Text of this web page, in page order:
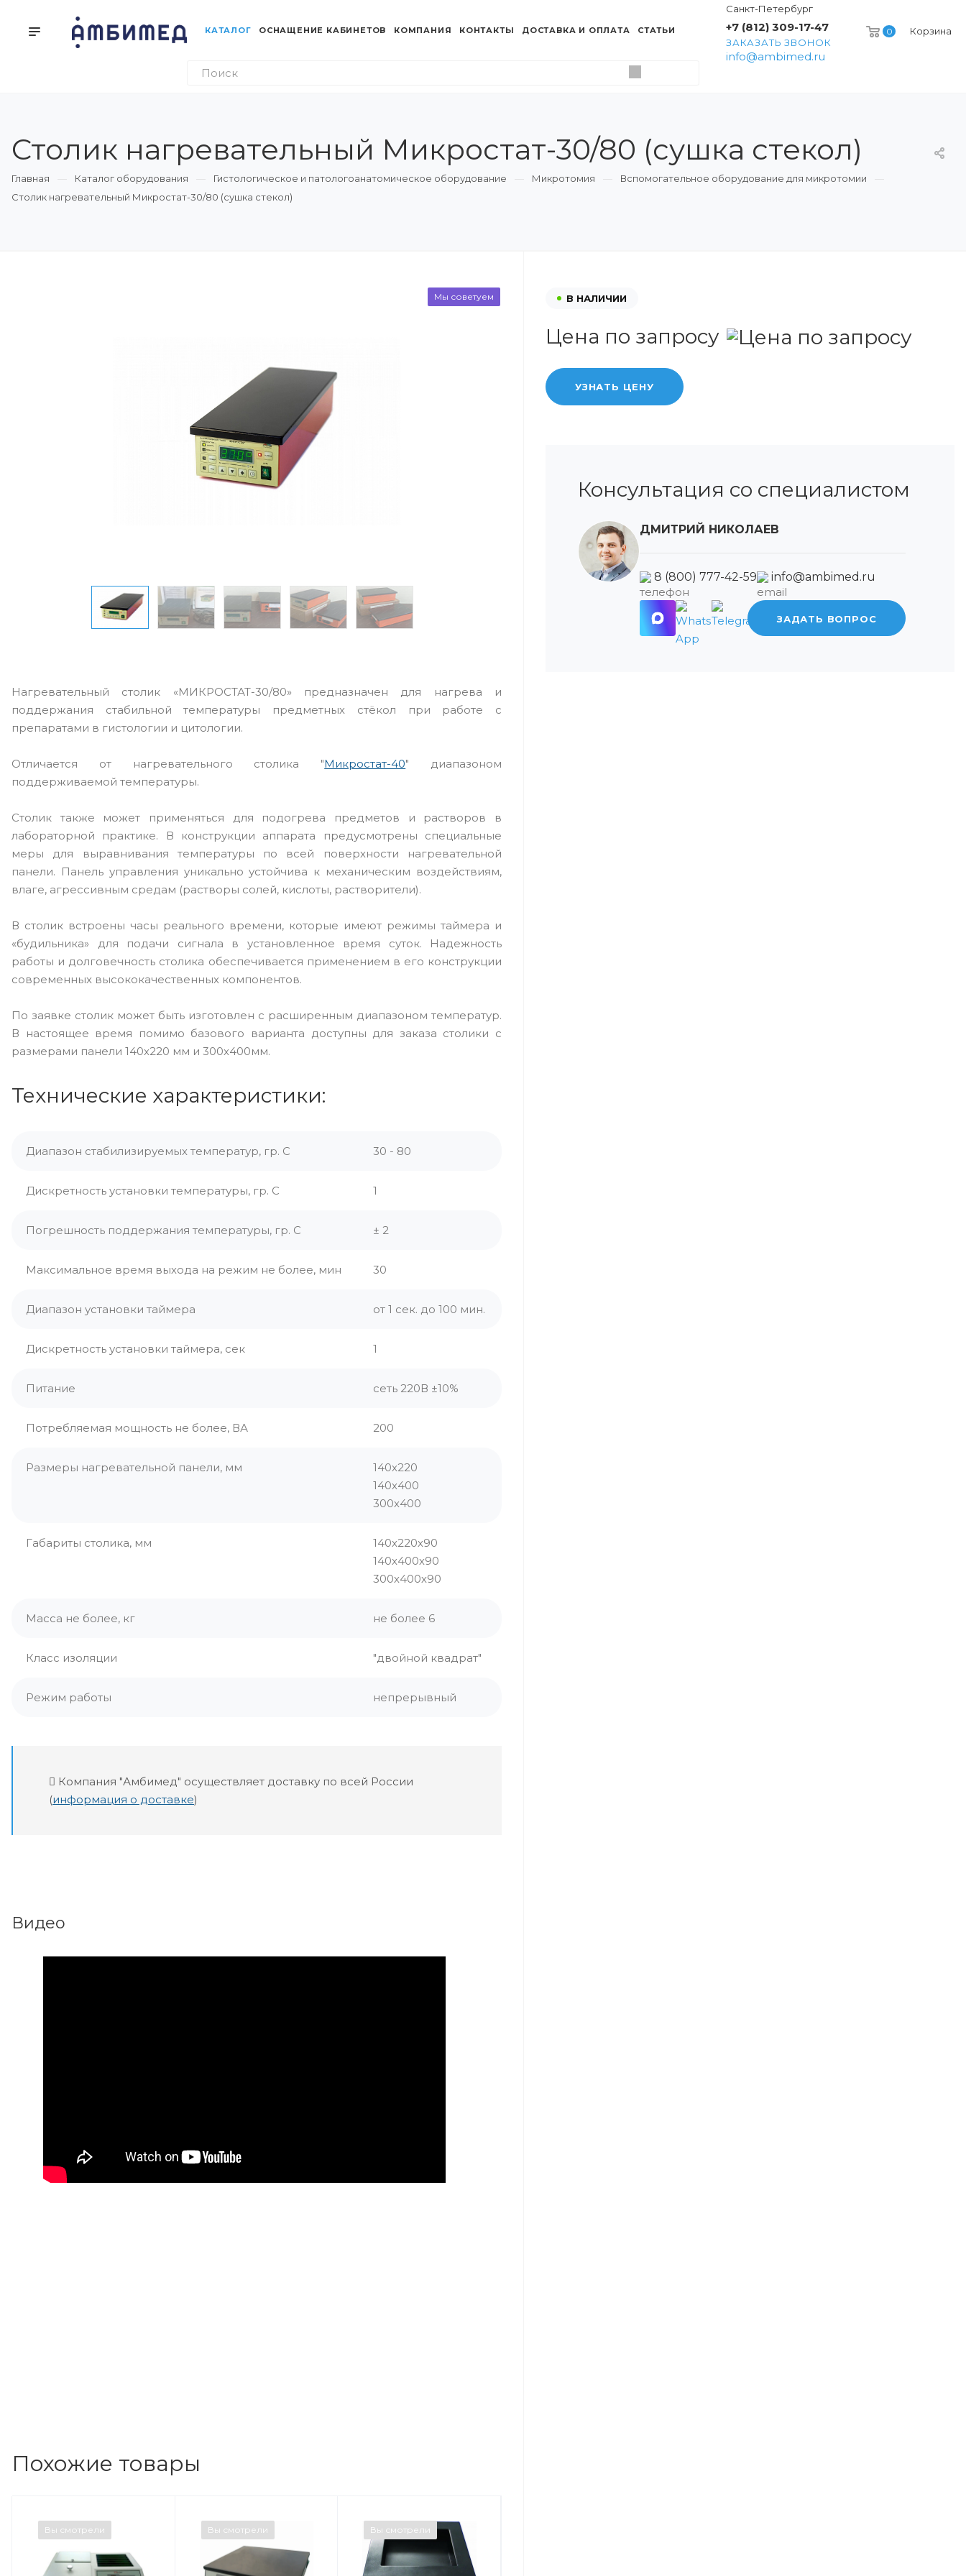
0 Корзина
Санкт-Петербург
+7 (812) 309-17-47
ЗАКАЗАТЬ ЗВОНОК
info@ambimed.ru
КАТАЛОГ ОСНАЩЕНИЕ КАБИНЕТОВ КОМПАНИЯ КОНТАКТЫ ДОСТАВКА И ОПЛАТА СТАТЬИ
Столик нагревательный Микростат-30/80 (сушка стекол)
Главная Каталог оборудования Гистологическое и патологоанатомическое оборудование Микротомия
Вспомогательное оборудование для микротомии
Столик нагревательный Микростат-30/80 (сушка стекол)
В НАЛИЧИИ
Цена по запросу
УЗНАТЬ ЦЕНУ
Консультация со специалистом
ДМИТРИЙ НИКОЛАЕВ
8 (800) 777-42-59 info@ambimed.ru
ЗАДАТЬ ВОПРОС
Мы советуем
Нагревательный столик «МИКРОСТАТ-30/80» предназначен для нагрева и
поддержания стабильной температуры предметных стёкол при работе с
препаратами в гистологии и цитологии.
Отличается от нагревательного столика "Микростат-40" диапазоном
поддерживаемой температуры.
Столик также может применяться для подогрева предметов и растворов в
лабораторной практике. В конструкции аппарата предусмотрены специальные
меры для выравнивания температуры по всей поверхности нагревательной
панели. Панель управления уникально устойчива к механическим воздействиям,
влаге, агрессивным средам (растворы солей, кислоты, растворители).
В столик встроены часы реального времени, которые имеют режимы таймера и
«будильника» для подачи сигнала в установленное время суток. Надежность
работы и долговечность столика обеспечивается применением в его конструкции
современных высококачественных компонентов.
По заявке столик может быть изготовлен с расширенным диапазоном температур.
В настоящее время помимо базового варианта доступны для заказа столики с
размерами панели 140х220 мм и 300х400мм.
Технические характеристики:
Диапазон стабилизируемых температур, гр. С 30 - 80
Дискретность установки температуры, гр. С 1
Погрешность поддержания температуры, гр. С ± 2
Максимальное время выхода на режим не более, мин 30
Диапазон установки таймера от 1 сек. до 100 мин.
Дискретность установки таймера, сек 1
Питание сеть 220В ±10%
Потребляемая мощность не более, ВА 200
Размеры нагревательной панели, мм
140х220
140х400
300х400
Габариты столика, мм
140х220х90
140х400х90
300х400х90
Масса не более, кг не более 6
Класс изоляции "двойной квадрат"
Режим работы непрерывный
Компания "Амбимед" осуществляет доставку по всей России
(информация о доставке)
Видео
Похожие товары
Вы смотрели Вы смотрели Вы смотрели